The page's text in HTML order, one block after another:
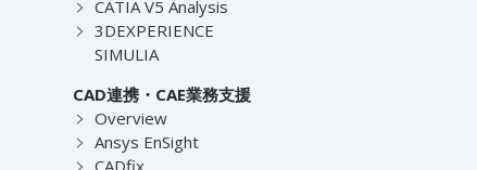
CATIA V5 Analysis
3DEXPERIENCE
SIMULIA
CAD連携・CAE業務支援
Overview
Ansys EnSight
CADfix